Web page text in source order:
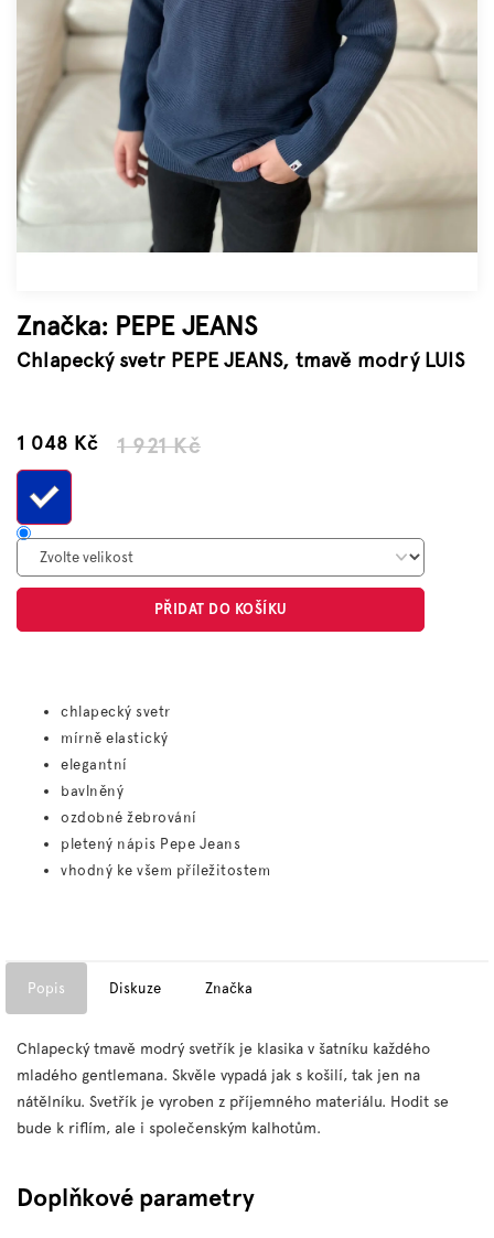
Značky
Měna
(CZK)
Přihlášení
Značka: PEPE JEANS
Chlapecký svetr PEPE JEANS, tmavě modrý LUIS
1 921 Kč
1 048 KčMěrná
PŘIDAT DO KOŠÍKU
chlapecký svetr
mírně elastický
elegantní
bavlněný
ozdobné žebrování
pletený nápis Pepe Jeans
vhodný ke všem příležitostem
Popis Diskuze Značka
Chlapecký tmavě modrý svetřík je klasika v šatníku každého
mladého gentlemana. Skvěle vypadá jak s košilí, tak jen na
nátělníku. Svetřík je vyroben z příjemného materiálu. Hodit se
bude k riflím, ale i společenským kalhotům.
Doplňkové parametry